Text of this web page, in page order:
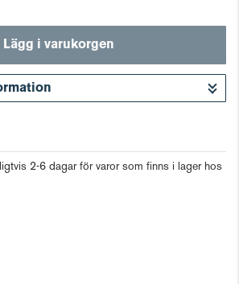
Lägg i varukorgen
2-6 dagar för varor som finns i lager hos